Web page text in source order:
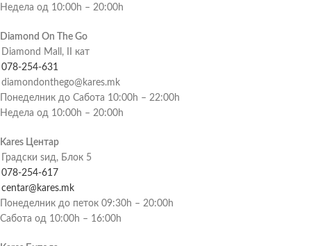
Недела од 10:00h – 20:00h
Diamond On The Go
Diamond Mall, II кат
078-254-631
diamondonthego@kares.mk
Понеделник до Сабота 10:00h – 22:00h
Недела од 10:00h – 20:00h
Kares Центар
Градски ѕид, Блок 5
078-254-617
centar@kares.mk
Понеделник до петок 09:30h – 20:00h
Сабота од 10:00h – 16:00h